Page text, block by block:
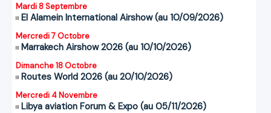
Mardi 8 Septembre
El Alamein International Airshow (au 10/09/2026)
Mercredi 7 Octobre
Marrakech Airshow 2026 (au 10/10/2026)
Dimanche 18 Octobre
Routes World 2026 (au 20/10/2026)
Mercredi 4 Novembre
Libya aviation Forum & Expo (au 05/11/2026)